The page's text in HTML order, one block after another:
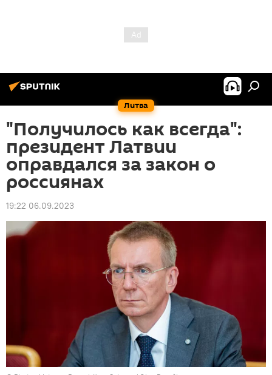
Литва
"Получилось как всегда":
президент Латвии
оправдался за закон о
россиянах
19:22 06.09.2023